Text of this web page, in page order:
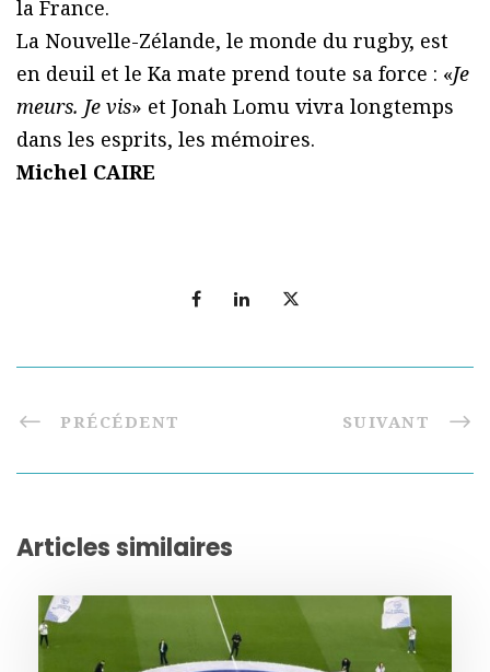
la France.
La Nouvelle-Zélande, le monde du rugby, est
en deuil et le Ka mate prend toute sa force : «Je
meurs. Je vis» et Jonah Lomu vivra longtemps
dans les esprits, les mémoires.
Michel CAIRE
PRÉCÉDENT SUIVANT
Articles similaires